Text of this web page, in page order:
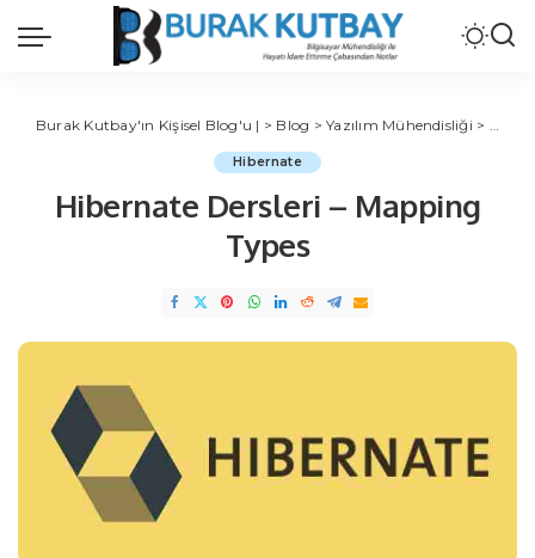
Burak Kutbay'ın Kişisel Blog'u | > Blog >Yazılım Mühendisliği >
Hibernate
Hibernate Dersleri – Mapping
Types